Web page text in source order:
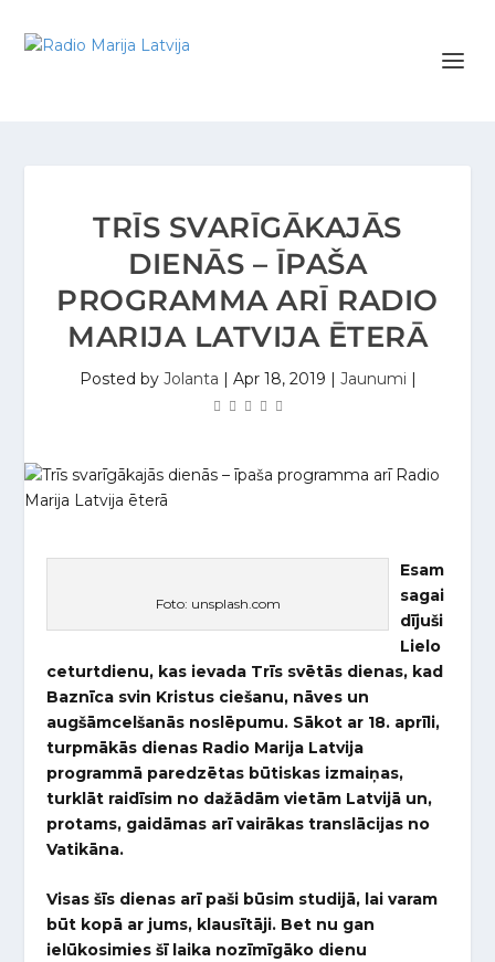
TRĪS SVARĪGĀKAJĀS
DIENĀS – ĪPAŠA
PROGRAMMA ARĪ RADIO
MARIJA LATVIJA ĒTERĀ
Posted by Jolanta | Apr 18, 2019 | Jaunumi |
Foto: unsplash.com
Esam
sagai
dījuši
Lielo
ceturtdienu, kas ievada Trīs svētās dienas, kad
Baznīca svin Kristus ciešanu, nāves un
augšāmcelšanās noslēpumu. Sākot ar 18. aprīli,
turpmākās dienas Radio Marija Latvija
programmā paredzētas būtiskas izmaiņas,
turklāt raidīsim no dažādām vietām Latvijā un,
protams, gaidāmas arī vairākas translācijas no
Vatikāna.
Visas šīs dienas arī paši būsim studijā, lai varam
būt kopā ar jums, klausītāji. Bet nu gan
ielūkosimies šī laika nozīmīgāko dienu